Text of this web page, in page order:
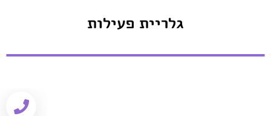
גלריית פעילות